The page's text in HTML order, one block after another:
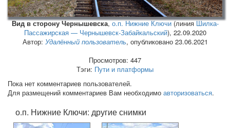
Вид в сторону Чернышевска,о.п. Нижние Ключи (линияШилка-
Пассажирская — Чернышевск-Забайкальский), 22.09.2020
Автор: Удалённый пользователь, опубликовано 23.06.2021
Просмотров: 447
Тэги: Пути и платформы
Пока нет комментариев пользователей.
Для размещений комментариев Вам необходимо авторизоваться.
о.п. Нижние Ключи: другие снимки